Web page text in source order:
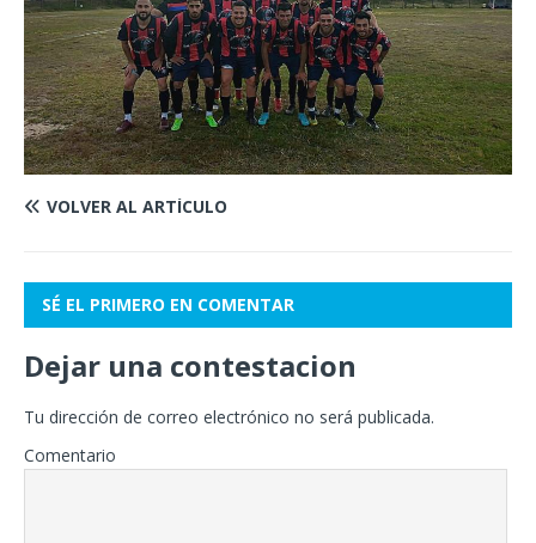
VOLVER AL ARTÍCULO
SÉ EL PRIMERO EN COMENTAR
Dejar una contestacion
Tu dirección de correo electrónico no será publicada.
Comentario